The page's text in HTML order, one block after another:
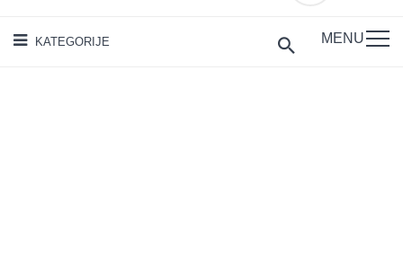
KATEGORIJE MENU